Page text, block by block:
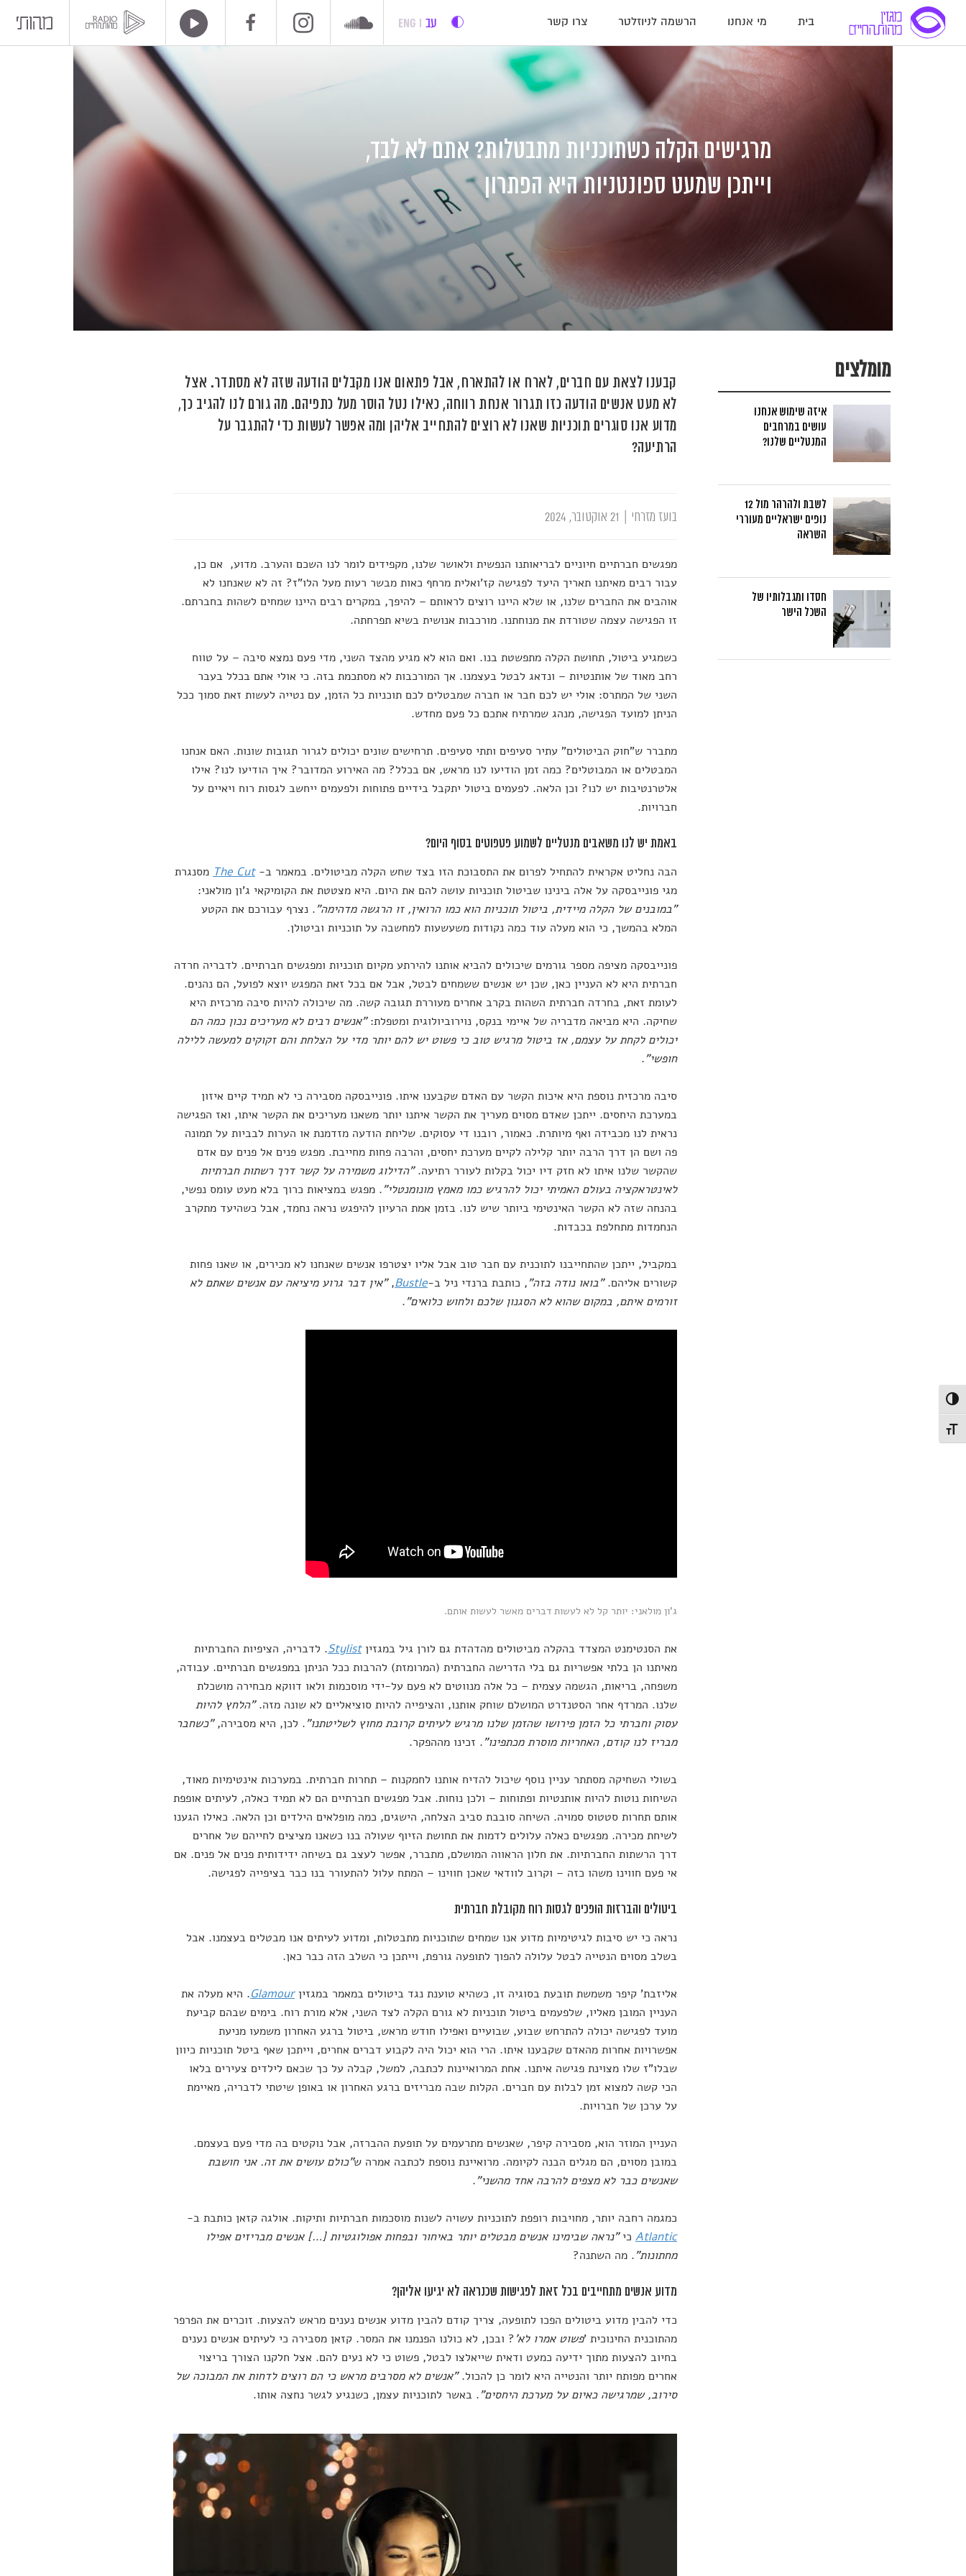
הפעל/כבה ניגודיות גבוהה
מתג גודל גופן
בית מי אנחנו הרשמה לניוזלטר צרו קשר עב ENG
מרגישים הקלה כשתוכניות מתבטלות? אתם לא לבד,
וייתכן שמעט ספונטניות היא הפתרון
קבענו לצאת עם חברים, לארח או להתארח, אבל פתאום אנו מקבלים הודעה שזה לא מסתדר. אצל
לא מעט אנשים הודעה כזו תגרור אנחת רווחה, כאילו נטל הוסר מעל כתפיהם. מה גורם לנו להגיב כך,
מדוע אנו סוגרים תוכניות שאנו לא רוצים להתחייב אליהן ומה אפשר לעשות כדי להתגבר על
הרתיעה?
בועז מזרחי
מפגשים חברתיים חיוניים לבריאותנו הנפשית ולאושר שלנו, מקפידים לומר לנו השכם והערב. מדוע, אם כן,
עבור רבים מאיתנו תאריך היעד לפגישה קז'ואלית מרחף כאות מבשר רעות מעל הלו"ז? זה לא שאנחנו לא
אוהבים את החברים שלנו, או שלא היינו רוצים לראותם – להיפך, במקרים רבים היינו שמחים לשהות בחברתם.
זו הפגישה עצמה שטורדת את מנוחתנו. מורכבות אנושית בשיא תפרחתה.
כשמגיע ביטול, תחושת הקלה מתפשטת בנו. ואם הוא לא מגיע מהצד השני, מדי פעם נמצא סיבה – על טווח
רחב מאוד של אותנטיות – ונדאג לבטל בעצמנו. אך המורכבות לא מסתכמת בזה. כי אולי אתם בכלל בעבר
השני של המתרס: אולי יש לכם חבר או חברה שמבטלים לכם תוכניות כל הזמן, עם נטייה לעשות זאת סמוך ככל
הניתן למועד הפגישה, מנהג שמרתיח אתכם כל פעם מחדש.
מתברר ש"חוק הביטולים" עתיר סעיפים ותתי סעיפים. תרחישים שונים יכולים לגרור תגובות שונות. האם אנחנו
המבטלים או המבוטלים? כמה זמן הודיעו לנו מראש, אם בכלל? מה האירוע המדובר? איך הודיעו לנו? אילו
אלטרנטיבות יש לנו? וכן הלאה. לפעמים ביטול יתקבל בידיים פתוחות ולפעמים ייחשב לגסות רוח ויאיים על
חברויות.
באמת יש לנו משאבים מנטליים לשמוע פטפוטים בסוף היום?
הבה נחליט אקראית להתחיל לפרום את התסבוכת הזו בצד שחש הקלה מביטולים. במאמר ב-The Cut מסנגרת
מגי פונייבסקה על אלה בינינו שביטול תוכניות עושה להם את היום. היא מצטטת את הקומיקאי ג'ון מולאני:
"במובנים של הקלה מיידית, ביטול תוכניות הוא כמו הרואין, זו הרגשה מדהימה". נצרף עבורכם את הקטע
המלא בהמשך, כי הוא מעלה עוד כמה נקודות משעשעות למחשבה על תוכניות וביטולן.
פונייבסקה מציפה מספר גורמים שיכולים להביא אותנו להירתע מקיום תוכניות ומפגשים חברתיים. לדבריה חרדה
חברתית היא לא העניין כאן, שכן יש אנשים ששמחים לבטל, אבל אם בכל זאת המפגש יוצא לפועל, הם נהנים.
לעומת זאת, בחרדה חברתית השהות בקרב אחרים מעוררת תגובה קשה. מה שיכולה להיות סיבה מרכזית היא
שחיקה. היא מביאה מדבריה של איימי בנקס, נוירוביולוגית ומטפלת:"אנשים רבים לא מעריכים נכון כמה הם
יכולים לקחת על עצמם, אז ביטול מרגיש טוב כי פשוט יש להם יותר מדי על הצלחת והם זקוקים למעשה ללילה
חופשי".
סיבה מרכזית נוספת היא איכות הקשר עם האדם שקבענו איתו. פונייבסקה מסבירה כי לא תמיד קיים איזון
במערכת היחסים. ייתכן שאדם מסוים מעריך את הקשר איתנו יותר משאנו מעריכים את הקשר איתו, ואז הפגישה
נראית לנו מכבידה ואף מיותרת. כאמור, רובנו די עסוקים. שליחת הודעה מזדמנת או הערות לבביות על תמונה
פה ושם הן דרך הרבה יותר קלילה לקיים מערכת יחסים, והרבה פחות מחייבת. מפגש פנים אל פנים עם אדם
שהקשר שלנו איתו לא חזק דיו יכול בקלות לעורר רתיעה."הדילוג משמירה על קשר דרך רשתות חברתיות
לאינטראקציה בעולם האמיתי יכול להרגיש כמו מאמץ מונומנטלי". מפגש במציאות כרוך בלא מעט עומס נפשי,
בהנחה שזה לא הקשר האינטימי ביותר שיש לנו. בזמן אמת הרעיון להיפגש נראה נחמד, אבל כשהיעד מתקרב
הנחמדות מתחלפת בכבדות.
במקביל, ייתכן שהתחייבנו לתוכנית עם חבר טוב אבל אליו יצטרפו אנשים שאנחנו לא מכירים, או שאנו פחות
קשורים אליהם."בואו נודה בזה", כותבת ברנדי ניל ב-Bustle
,"אין דבר גרוע מיציאה עם אנשים שאתם לא
זורמים איתם, במקום שהוא לא הסגנון שלכם ולחוש כלואים".
ג'ון מולאני: יותר קל לא לעשות דברים מאשר לעשות אותם.
את הסנטימנט המצדד בהקלה מביטולים מהדהדת גם לורן גיל במגזיןStylist. לדבריה, הציפיות החברתיות
מאיתנו הן בלתי אפשריות גם בלי הדרישה החברתית (המרומזת) להרבות ככל הניתן במפגשים חברתיים. עבודה,
משפחה, בריאות, הגשמה עצמית – כל אלה מנווטים לא פעם על-ידי מוסכמות ולאו דווקא מבחירה מושכלת
שלנו. המרדף אחר הסטנדרט המושלם שוחק אותנו, והציפייה להיות סוציאליים לא שונה מזה."הלחץ להיות
עסוק וחברתי כל הזמן פירושו שהזמן שלנו מרגיש לעיתים קרובת מחוץ לשליטתנו". לכן, היא מסבירה,"כשחבר
מבריז לנו קודם, האחריות מוסרת מכתפינו". זכינו מההפקר.
בשולי השחיקה מסתתר עניין נוסף שיכול להדיח אותנו לחמקנות – תחרות חברתית. במערכות אינטימיות מאוד,
השיחות נוטות להיות אותנטיות ופתוחות – ולכן נוחות. אבל מפגשים חברתיים הם לא תמיד כאלה, לעיתים אופפת
אותם תחרות סטטוס סמויה. השיחה סובבת סביב הצלחה, הישגים, כמה מופלאים הילדים וכן הלאה. כאילו הגענו
לשיחת מכירה. מפגשים כאלה עלולים לדמות את תחושת הזיוף שעולה בנו כשאנו מציצים לחייהם של אחרים
דרך הרשתות החברתיות. את חלון הראווה המושלם, מתברר, אפשר לעצב גם בשיחה ידידותית פנים אל פנים. אם
אי פעם חווינו משהו כזה – וקרוב לוודאי שאכן חווינו – המתח עלול להתעורר בנו כבר בציפייה לפגישה.
ביטולים והברזות הופכים לגסות רוח מקובלת חברתית
נראה כי יש סיבות לגיטימיות מדוע אנו שמחים שתוכניות מתבטלות, ומדוע לעיתים אנו מבטלים בעצמנו. אבל
בשלב מסוים הנטייה לבטל עלולה להפוך לתופעה גורפת, וייתכן כי השלב הזה כבר כאן.
אליזבת' קיפר משמשת תובעת בסוגיה זו, כשהיא טוענת נגד ביטולים במאמר במגזיןGlamour. היא מעלה את
העניין המובן מאליו, שלפעמים ביטול תוכניות לא גורם הקלה לצד השני, אלא מורת רוח. בימים שבהם קביעת
מועד לפגישה יכולה להתרחש שבוע, שבועיים ואפילו חודש מראש, ביטול ברגע האחרון משמעו מניעת
אפשרויות אחרות מהאדם שקבענו איתו. הרי הוא יכול היה לקבוע דברים אחרים, וייתכן שאף ביטל תוכניות כיוון
שבלו"ז שלו מצוינת פגישה איתנו. אחת המרואיינות לכתבה, למשל, קבלה על כך שכאם לילדים צעירים בלאו
הכי קשה למצוא זמן לבלות עם חברים. הקלות שבה מבריזים ברגע האחרון או באופן שיטתי לדבריה, מאיימת
על ערכן של חברויות.
העניין המוזר הוא, מסבירה קיפר, שאנשים מתרעמים על תופעת ההברזה, אבל נוקטים בה מדי פעם בעצמם.
במובן מסוים, הם מגלים הבנה לקיומה. מרואיינת נוספת לכתבה אמרה ש"כולם עושים את זה. אני חושבת
שאנשים כבר לא מצפים להרבה אחד מהשני".
כמגמה רחבה יותר, מחויבות רופפת לתוכניות עשויה לשנות מוסכמות חברתיות ותיקות. אולגה קזאן כותבת ב-
Atlantic כי"נראה שבימינו אנשים מבטלים יותר באיחור ובפחות אפולוגטיות […] אנשים מבריזים אפילו
מחתונות". מה השתנה?
מדוע אנשים מתחייבים בכל זאת לפגישות שכנראה לא יגיעו אליהן?
כדי להבין מדוע ביטולים הפכו לתופעה, צריך קודם להבין מדוע אנשים נענים מראש להצעות. זוכרים את הפרפר
מהתוכנית החינוכית 'פשוט אמרו לא' ? ובכן, לא כולנו הפנמנו את המסר. קזאן מסבירה כי לעיתים אנשים נענים
בחיוב להצעות מתוך ידיעה כמעט ודאית שייאלצו לבטל, פשוט כי לא נעים להם. אצל חלקנו הצורך בריצוי
אחרים מפותח יותר והנטייה היא לומר כן להכול."אנשים לא מסרבים מראש כי הם רוצים לדחות את המבוכה של
סירוב, שמרגישה כאיום על מערכת היחסים". באשר לתוכניות עצמן, כשנגיע לגשר נחצה אותו.
מומלצים
איזה שימוש אנחנו
עושים במרחבים
המנטליים שלנו?
לשבת ולהרהר מול 12
נופים ישראליים מעוררי
השראה
חסדו ומגבלותיו של
השכל הישר